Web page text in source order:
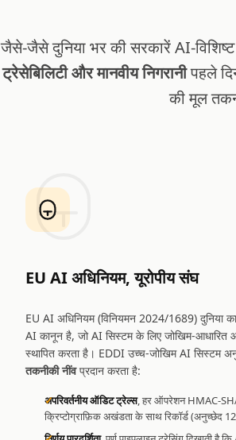
जैसे-जैसे दुनिया भर की सरकारें AI-
ट्रेसेबिलिटी और मानवीय निगरानीपहले
की मूल
EU AI अधिनियम, यूरोपीय संघ
EU AI अधिनियम (विनियमन 2024/1689) दुनिया
AI कानून है, जो AI सिस्टम के लिए जोखिम-आधारित
स्थापित करता है। EDDI उच्च-जोखिम AI सिस्टम
तकनीकी नींवप्रदान करता है:
अपरिवर्तनीय ऑडिट ट्रेल्स, हर ऑपरेशन HMAC-
क्रिप्टोग्राफ़िक अखंडता के साथ रिकॉर्ड (अनुच्छेद 12,